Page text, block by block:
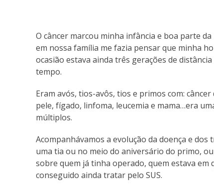
O câncer marcou minha infância e boa parte
em nossa família me fazia pensar que minha
ocasião estava ainda três gerações de
tempo.
Eram avós, tios-avôs, tios e primos com:
pele, fígado, linfoma, leucemia e mama…era
múltiplos.
Acompanhávamos a evolução da doença e
uma tia ou no meio do aniversário do primo,
sobre quem já tinha operado, quem estava
conseguido ainda tratar pelo SUS.